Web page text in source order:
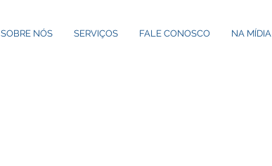
SOBRE NÓS SERVIÇOS FALE CONOSCO NA MÍDIA